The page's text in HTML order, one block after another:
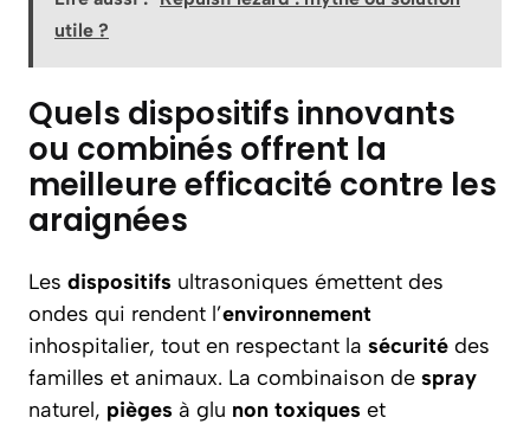
utile ?
Quels dispositifs innovants
ou combinés offrent la
meilleure efficacité contre les
araignées
Les dispositifs ultrasoniques émettent des
ondes qui rendent l’environnement
inhospitalier, tout en respectant la sécurité des
familles et animaux. La combinaison de spray
naturel, pièges à glu non toxiques et